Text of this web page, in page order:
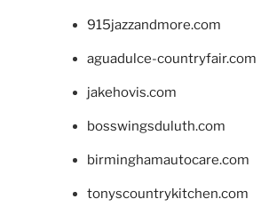
915jazzandmore.com
aguadulce-countryfair.com
jakehovis.com
bosswingsduluth.com
birminghamautocare.com
tonyscountrykitchen.com